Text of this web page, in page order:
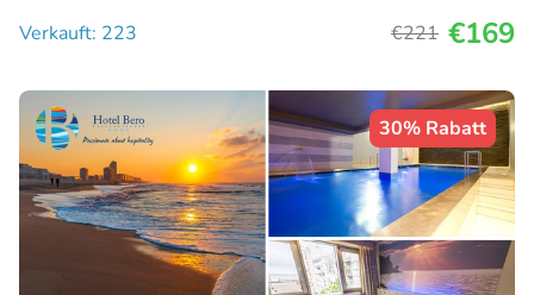
Verkauft: 223
€221 €169
30% Rabatt